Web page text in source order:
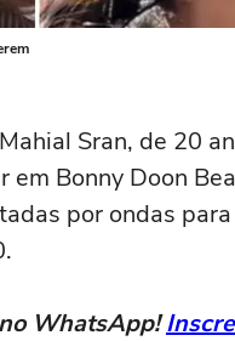
Sran, de 20
Bonny Doon
por ondas
WhatsApp!